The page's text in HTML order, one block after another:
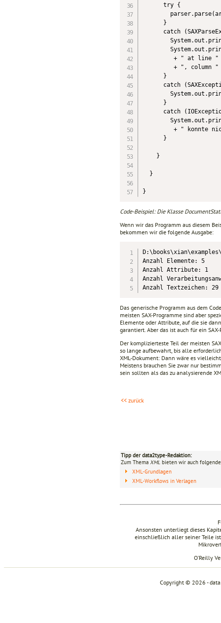
      try {
      }
catch
+ " at line
+ ", column
      }
catch
      }
catch
+ " konnte
      }
    }
  }
}
Code-Beispiel: Die Klasse
Wenn wir das Programm aus diesem
bekommen wir die folgende Ausgabe:
Anzahl Elemente: 5
Anzahl Attribute: 1
Anzahl
Anzahl Textzeichen: 29
Das generische Programm aus dem
meisten SAX-Programme sind aber
Elemente oder Attribute, auf die sie
garantiert. Aber das ist auch für ein
Der komplizierteste Teil der meisten
so lange aufbewahrt, bis alle
XML-Dokument: Dann wäre es
Meistens brauchen Sie zwar nur
sein sollten als das zu analysierende
<< zurück
Tipp der data2type-Redaktion:
Zum Thema XML bieten wir auch
XML-Grundlagen
XML-Workflows in Verlagen
Ansonsten unterliegt dieses
einschließlich aller seiner Teile
O’Reilly
Copyright © 2026 -